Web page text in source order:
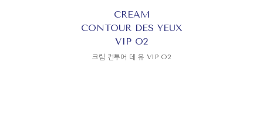
CREAM
CONTOUR DES YEUX
VIP O2
크림 컨투어 데 유 VIP O2